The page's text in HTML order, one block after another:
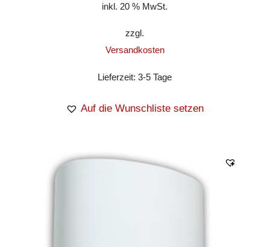
inkl. 20 % MwSt.
zzgl.
Versandkosten
Lieferzeit:3-5 Tage
Auf die Wunschliste setzen